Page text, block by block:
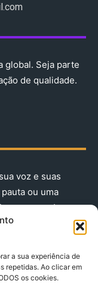
a sua experiência de
repetidas. Ao clicar em
os cookies.
global. Seja parte
de qualidade.
voz e suas
ou uma
nos agora!